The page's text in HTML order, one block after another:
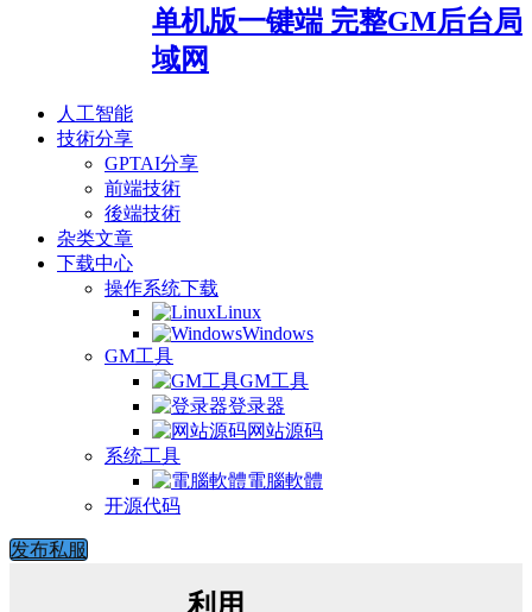
单机版一键端 完整GM后台局
域网
人工智能
技術分享
GPTAI分享
前端技術
後端技術
杂类文章
下载中心
操作系统下载
Linux
Windows
GM工具
GM工具
登录器
网站源码
系统工具
電腦軟體
开源代码
发布私服
利用